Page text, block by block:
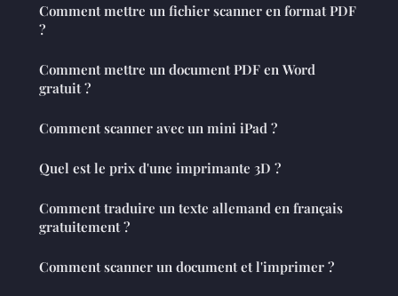
Comment mettre un fichier scanner en format PDF
?
Comment mettre un document PDF en Word
gratuit ?
Comment scanner avec un mini iPad ?
Quel est le prix d'une imprimante 3D ?
Comment traduire un texte allemand en français
gratuitement ?
Comment scanner un document et l'imprimer ?